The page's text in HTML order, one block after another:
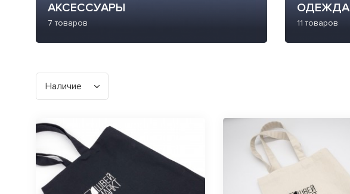
АКСЕССУАРЫ
7 товаров
ОДЕЖДА
11 товаров
Наличие